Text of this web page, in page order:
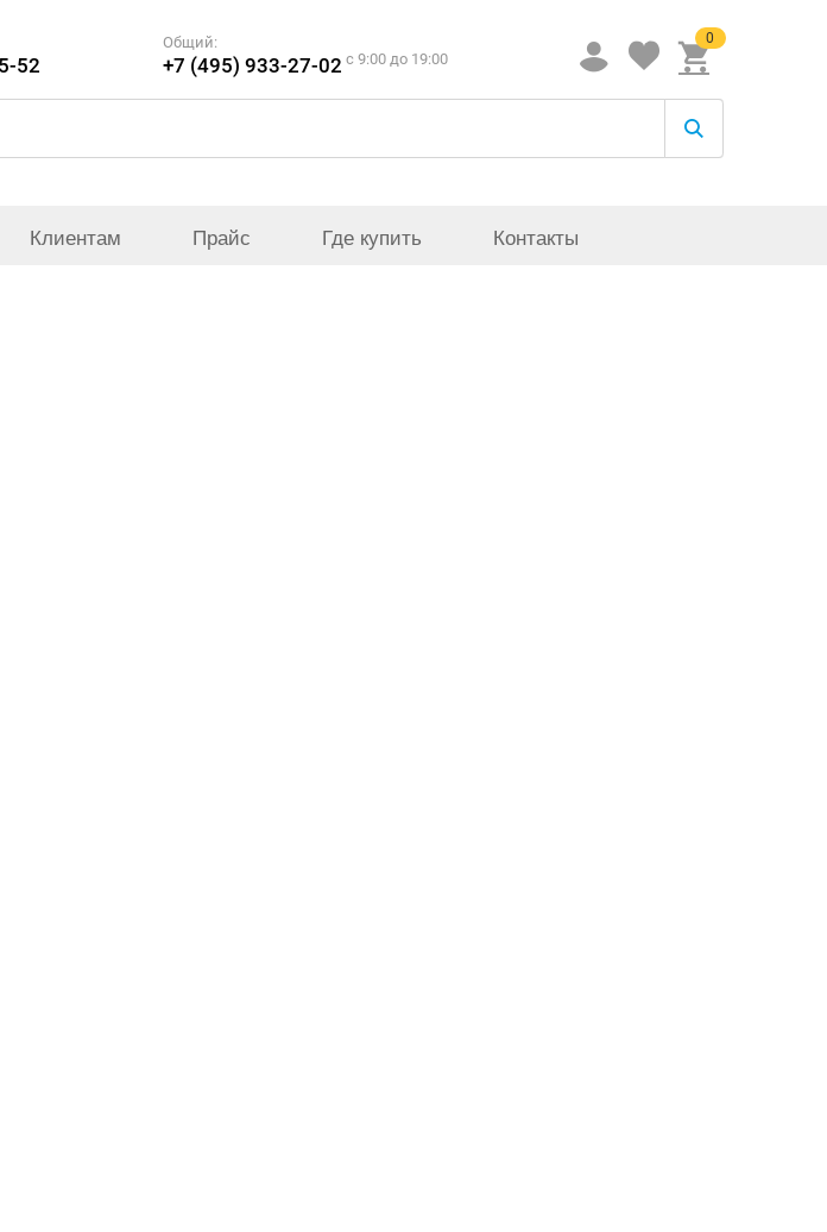
52
Общий:
+7 (495) 933-27-02 c 9:00 до 19:00
0
Клиентам Прайс Где купить Контакты